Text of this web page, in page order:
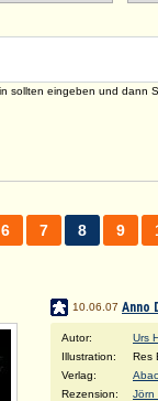
sollten eingeben und dann
6 7 8 9
10.06.07 Anno
Autor:
Urs
Illustration:
Res
Verlag:
Rezension:
Jörn